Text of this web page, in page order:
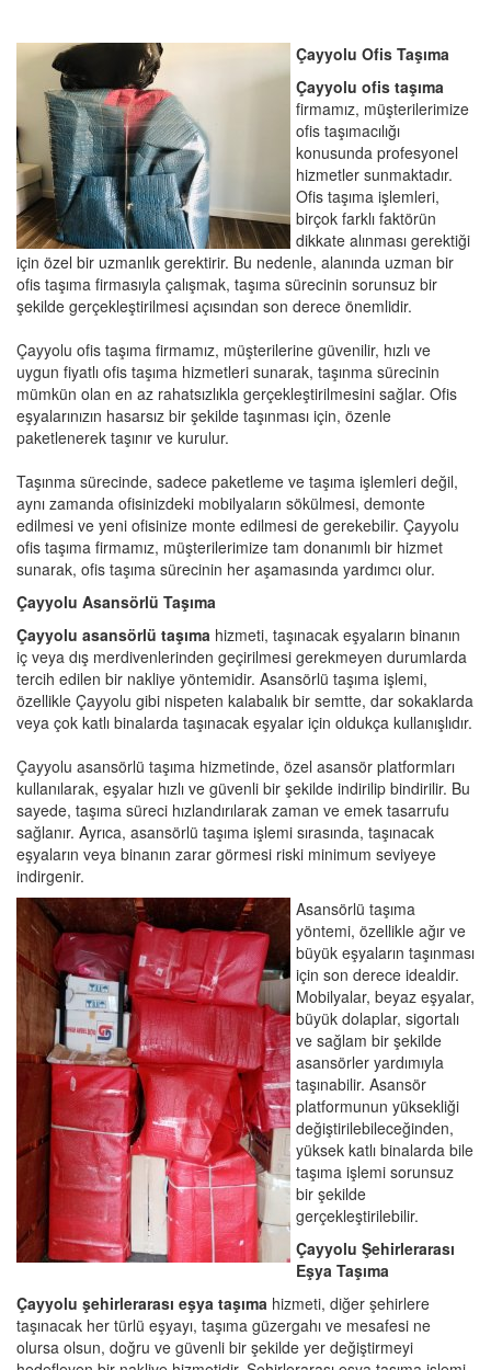
Çayyolu Ofis Taşıma
Çayyolu ofis taşıma
firmamız, müşterilerimize
ofis taşımacılığı
konusunda profesyonel
hizmetler sunmaktadır.
Ofis taşıma işlemleri,
birçok farklı faktörün
dikkate alınması gerektiği
için özel bir uzmanlık gerektirir. Bu nedenle, alanında uzman bir
ofis taşıma firmasıyla çalışmak, taşıma sürecinin sorunsuz bir
şekilde gerçekleştirilmesi açısından son derece önemlidir.
Çayyolu ofis taşıma firmamız, müşterilerine güvenilir, hızlı ve
uygun fiyatlı ofis taşıma hizmetleri sunarak, taşınma sürecinin
mümkün olan en az rahatsızlıkla gerçekleştirilmesini sağlar. Ofis
eşyalarınızın hasarsız bir şekilde taşınması için, özenle
paketlenerek taşınır ve kurulur.
Taşınma sürecinde, sadece paketleme ve taşıma işlemleri değil,
aynı zamanda ofisinizdeki mobilyaların sökülmesi, demonte
edilmesi ve yeni ofisinize monte edilmesi de gerekebilir. Çayyolu
ofis taşıma firmamız, müşterilerimize tam donanımlı bir hizmet
sunarak, ofis taşıma sürecinin her aşamasında yardımcı olur.
Çayyolu Asansörlü Taşıma
Çayyolu asansörlü taşıma hizmeti, taşınacak eşyaların binanın
iç veya dış merdivenlerinden geçirilmesi gerekmeyen durumlarda
tercih edilen bir nakliye yöntemidir. Asansörlü taşıma işlemi,
özellikle Çayyolu gibi nispeten kalabalık bir semtte, dar sokaklarda
veya çok katlı binalarda taşınacak eşyalar için oldukça kullanışlıdır.
Çayyolu asansörlü taşıma hizmetinde, özel asansör platformları
kullanılarak, eşyalar hızlı ve güvenli bir şekilde indirilip bindirilir. Bu
sayede, taşıma süreci hızlandırılarak zaman ve emek tasarrufu
sağlanır. Ayrıca, asansörlü taşıma işlemi sırasında, taşınacak
eşyaların veya binanın zarar görmesi riski minimum seviyeye
indirgenir.
Asansörlü taşıma
yöntemi, özellikle ağır ve
büyük eşyaların taşınması
için son derece idealdir.
Mobilyalar, beyaz eşyalar,
büyük dolaplar, sigortalı
ve sağlam bir şekilde
asansörler yardımıyla
taşınabilir. Asansör
platformunun yüksekliği
değiştirilebileceğinden,
yüksek katlı binalarda bile
taşıma işlemi sorunsuz
bir şekilde
gerçekleştirilebilir.
Çayyolu Şehirlerarası
Eşya Taşıma
Çayyolu şehirlerarası eşya taşıma hizmeti, diğer şehirlere
taşınacak her türlü eşyayı, taşıma güzergahı ve mesafesi ne
olursa olsun, doğru ve güvenli bir şekilde yer değiştirmeyi